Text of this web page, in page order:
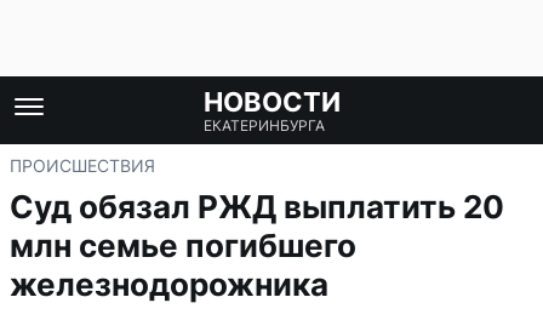
НОВОСТИ
ЕКАТЕРИНБУРГА
ПРОИСШЕСТВИЯ
Суд обязал РЖД выплатить 20
млн семье погибшего
железнодорожника